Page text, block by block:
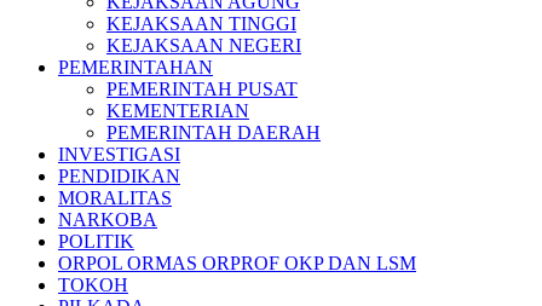
KEJAKSAAN TINGGI
KEJAKSAAN NEGERI
PEMERINTAHAN
PEMERINTAH PUSAT
KEMENTERIAN
PEMERINTAH DAERAH
INVESTIGASI
PENDIDIKAN
MORALITAS
NARKOBA
POLITIK
ORPOL ORMAS ORPROF OKP DAN LSM
TOKOH